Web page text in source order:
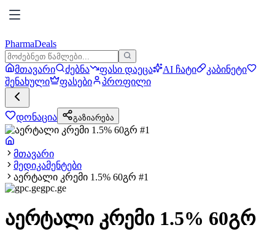
PharmaDeals
მთავარი ძებნა ფასი დაეცა AI ჩატი
კაბინეტი
შენახული
ფასები პროფილი
დონაცია გაზიარება
მთავარი
მედიკამენტები
აერტალი კრემი 1.5% 60გრ #1
gpc.ge
აერტალი კრემი 1.5% 60გრ